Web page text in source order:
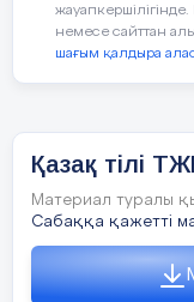
употребления
лексика,
простота
немесе сайттан
шағым қалдыра
Қазақ тілі
Материал туралы
Сабаққа қажетті